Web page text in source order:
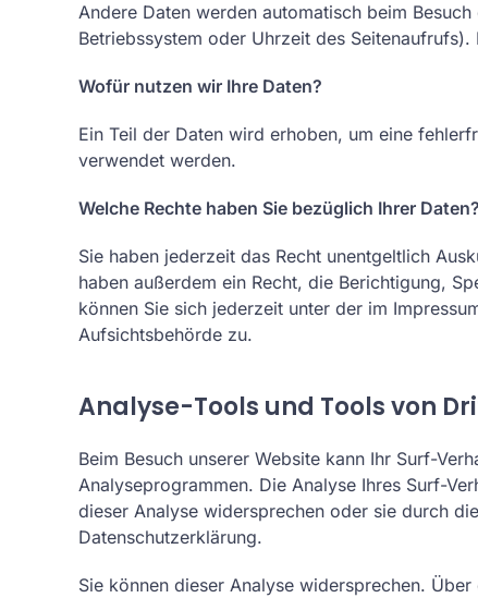
Andere Daten werden automatisch beim
Betriebssystem oder Uhrzeit des
Wofür nutzen wir Ihre Daten?
Ein Teil der Daten wird erhoben, um eine
verwendet werden.
Welche Rechte haben Sie bezüglich Ihrer Daten?
Sie haben jederzeit das Recht unentgeltlich
haben außerdem ein Recht, die Berichtigung,
können Sie sich jederzeit unter der im
Aufsichtsbehörde zu.
Analyse-Tools und Tools von
Beim Besuch unserer Website kann Ihr Surf-
Analyseprogrammen. Die Analyse Ihres Surf-
dieser Analyse widersprechen oder sie durch
Datenschutzerklärung.
Sie können dieser Analyse widersprechen.